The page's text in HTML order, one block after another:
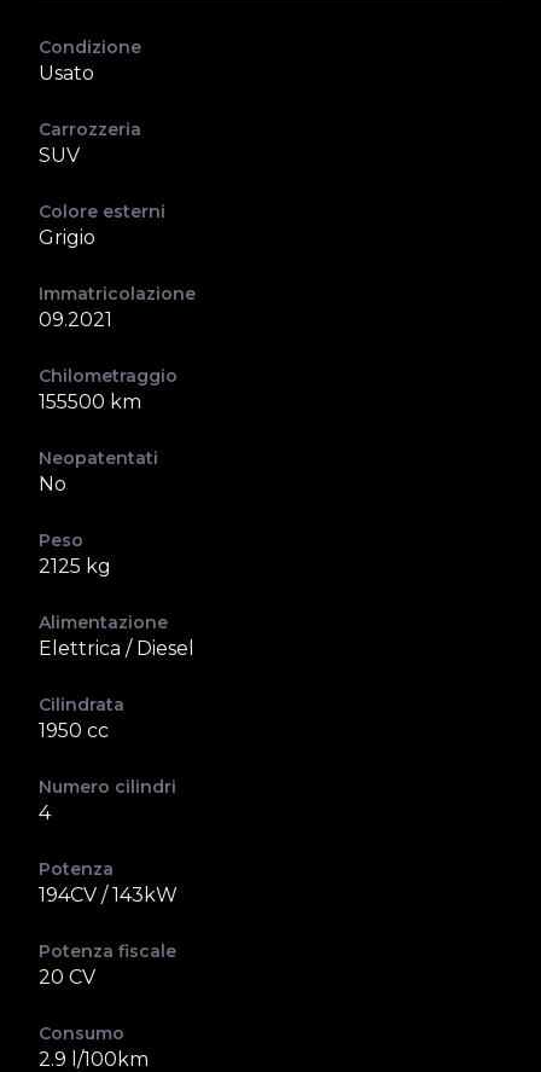
Condizione
Usato
Carrozzeria
SUV
Colore esterni
Grigio
Immatricolazione
09.2021
Chilometraggio
155500 km
Neopatentati
No
Peso
2125 kg
Alimentazione
Elettrica / Diesel
Cilindrata
1950 cc
Numero cilindri
4
Potenza
194CV / 143kW
Potenza fiscale
20 CV
Consumo
2.9 l/100km